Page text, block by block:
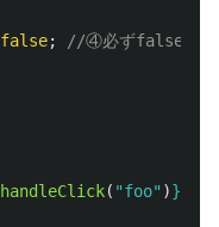
false;
//④必ずfalseにも
handleClick( "foo" )}